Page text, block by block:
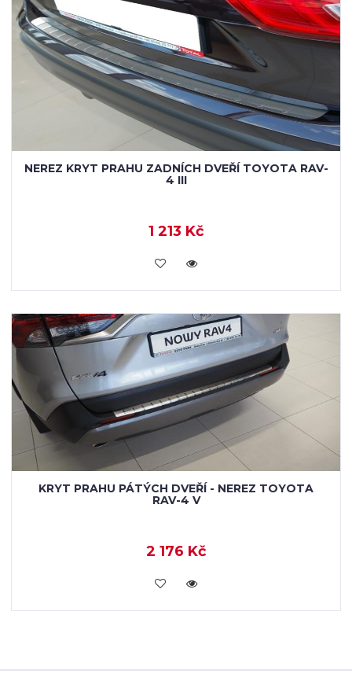
NEREZ KRYT PRAHU ZADNÍCH DVEŘÍ TOYOTA RAV-
4 III
1 213 Kč
KOUPIT
KRYT PRAHU PÁTÝCH DVEŘÍ - NEREZ TOYOTA
RAV-4 V
2 176 Kč
KOUPIT